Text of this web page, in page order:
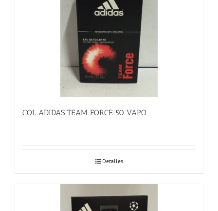
COL ADIDAS TEAM FORCE 50 VAPO
Detalles